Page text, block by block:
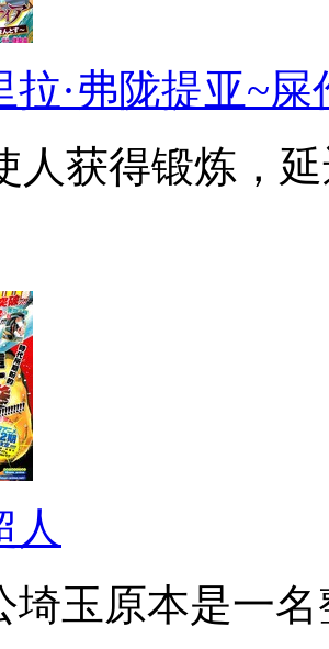
拉·弗陇提亚~
人获得锻炼，
人
埼玉原本是一名